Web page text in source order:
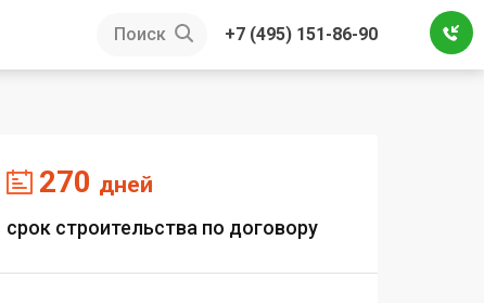
Поиск +7 (495) 151-86-90
270 дней
cрок строительства по договору